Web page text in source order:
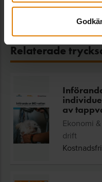
SE
Relaterade
av
Ekonomi
drift
Kostnadsfri